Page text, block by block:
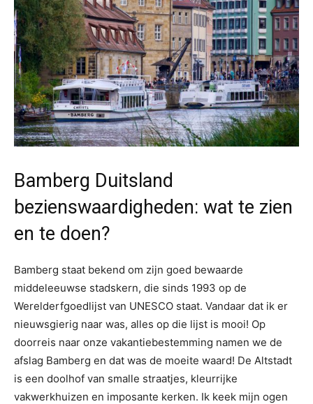
Bamberg Duitsland
bezienswaardigheden: wat te zien
en te doen?
Bamberg staat bekend om zijn goed bewaarde
middeleeuwse stadskern, die sinds 1993 op de
Werelderfgoedlijst van UNESCO staat. Vandaar dat ik er
nieuwsgierig naar was, alles op die lijst is mooi! Op
doorreis naar onze vakantiebestemming namen we de
afslag Bamberg en dat was de moeite waard! De Altstadt
is een doolhof van smalle straatjes, kleurrijke
vakwerkhuizen en imposante kerken. Ik keek mijn ogen